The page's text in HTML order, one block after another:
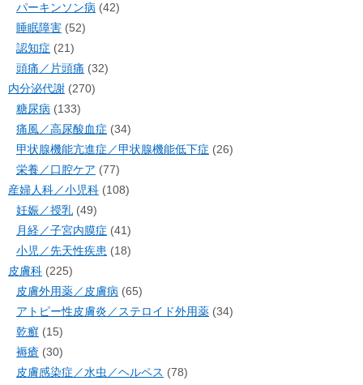
パーキンソン病 (42)
睡眠障害 (52)
認知症 (21)
頭痛／片頭痛 (32)
内分泌代謝 (270)
糖尿病 (133)
痛風／高尿酸血症 (34)
甲状腺機能亢進症／甲状腺機能低下症 (26)
栄養／口腔ケア (77)
産婦人科／小児科 (108)
妊娠／授乳 (49)
月経／子宮内膜症 (41)
小児／先天性疾患 (18)
皮膚科 (225)
皮膚外用薬／皮膚病 (65)
アトピー性皮膚炎／ステロイド外用薬 (34)
乾癬 (15)
褥瘡 (30)
皮膚感染症／水虫／ヘルペス (78)